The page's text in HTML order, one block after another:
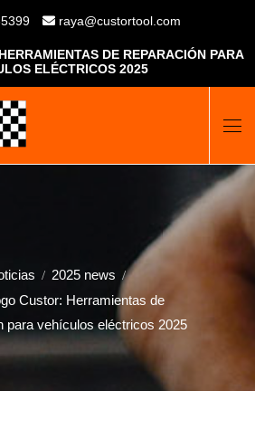
raya@custortool.com
DE REPARACIÓN PARA
ELÉCTRICOS 2025
2025 news
Custor: Herramientas de
para vehículos eléctricos 2025